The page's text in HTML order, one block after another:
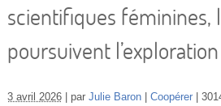
Transition
IA
IMT
scientifiques féminines,
poursuivent l’exploration
3 avril 2026 par Julie Baron Coopérer